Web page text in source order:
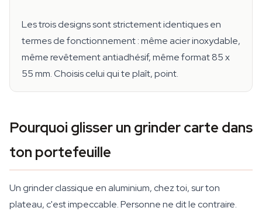
Les trois designs sont strictement identiques en
termes de fonctionnement : même acier inoxydable,
même revêtement antiadhésif, même format 85 x
55 mm. Choisis celui qui te plaît, point.
Pourquoi glisser un grinder carte dans
ton portefeuille
Un grinder classique en aluminium, chez toi, sur ton
plateau, c'est impeccable. Personne ne dit le contraire.